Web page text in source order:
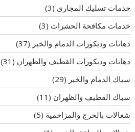
خدمات تسليك المجارى (3)
خدمات مكافحة الحشرات (3)
دهانات وديكورات الدمام والخبر (37)
دهانات وديكورات القطيف والظهران (31)
سباك الدمام والخبر (29)
سباك القطيف والظهران (11)
شغالات بالخرج والمزاحمية (5)